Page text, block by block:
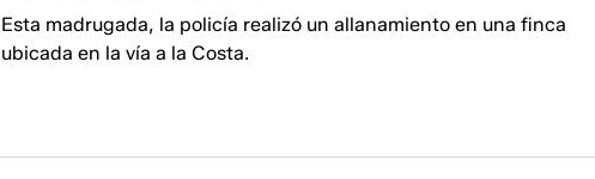
Esta madrugada, la policía realizó un allanamiento en una finca
ubicada en la vía a la Costa.